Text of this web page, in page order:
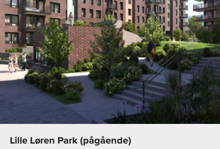
Lille Løren Park (pågående)